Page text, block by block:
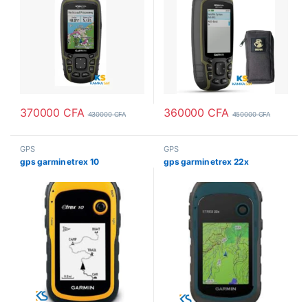
370000 CFA 430000CFA 360000 CFA 450000CFA
GPS
gps garmin etrex 10
GPS
gps garmin etrex 22x